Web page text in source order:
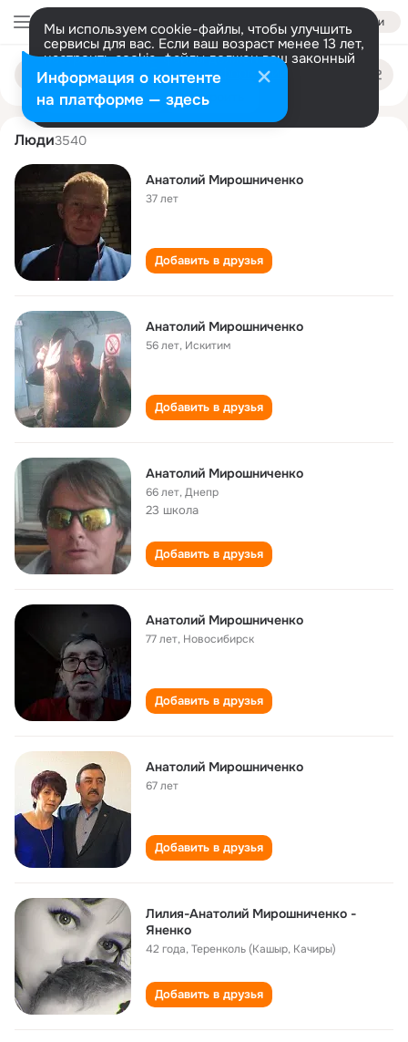
Войти
Мы используем cookie-файлы, чтобы улучшить
сервисы для вас. Если ваш возраст менее 13 лет,
настроить cookie-файлы должен ваш законный
представитель. Больше информации
Разрешить все Настроить
Поиск
людям
anatoliy miroshnichenko
Люди3540
Анатолий Мирошниченко
37 лет
Добавить в друзья
Анатолий Мирошниченко
56 лет, Искитим
Добавить в друзья
Анатолий Мирошниченко
66 лет,Днепр
23 школа
Добавить в друзья
Анатолий Мирошниченко
77 лет, Новосибирск
Добавить в друзья
Анатолий Мирошниченко
67 лет
Добавить в друзья
Лилия-Анатолий Мирошниченко -
Яненко
42 года,Теренколь (Кашыр, Качиры)
Добавить в друзья
Информация о контенте
на платформе — здесь